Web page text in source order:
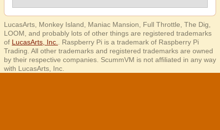
LucasArts, Monkey Island, Maniac Mansion, Full Throttle, The Dig,
LOOM, and probably lots of other things are registered trademarks
of LucasArts, Inc.
. Raspberry Pi is a trademark of Raspberry Pi
Trading. All other trademarks and registered trademarks are owned
by their respective companies. ScummVM is not affiliated in any way
with LucasArts, Inc.